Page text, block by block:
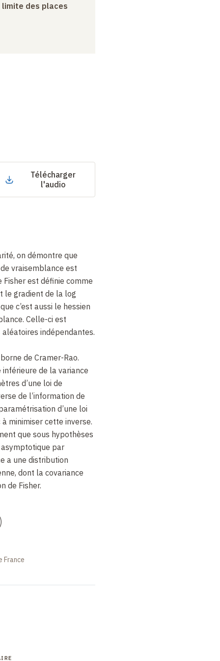
limite des places
Télécharger
l'audio
on démontre que
vraisemblance est
Fisher est définie comme
le gradient de la log
c’est aussi le hessien
Celle-ci est
indépendantes.
de Cramer-Rao.
de la variance
d’une loi de
de l’information de
d’une loi
minimiser cette inverse.
que sous hypothèses
par
a une distribution
dont la covariance
de Fisher.
France